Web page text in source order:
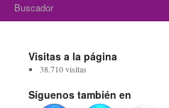
Buscador
Visitas a la página
38.710 visitas
Síguenos también en